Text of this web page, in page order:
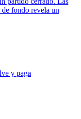
de fondo revela un
y paga